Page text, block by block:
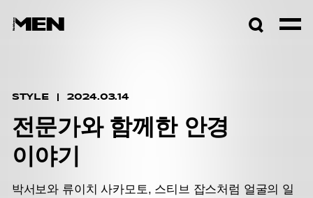
STYLE 2024.03.14
전문가와 함께한 안경
이야기
박서보와 류이치 사카모토, 스티브 잡스처럼 얼굴의 일